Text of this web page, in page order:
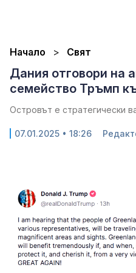
Начало Свят
Дания отговори на
семейство Тръмп
Островът е стратегически
07.01.2025 • 18:26